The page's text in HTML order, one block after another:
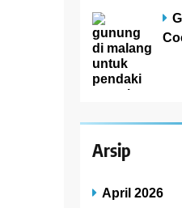
Arsip
April 2026